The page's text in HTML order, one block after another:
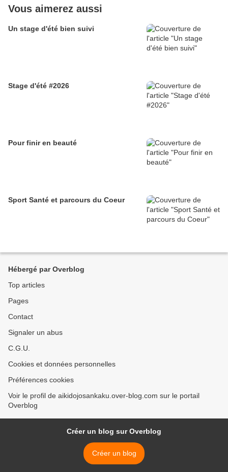
Vous aimerez aussi
Un stage d'été bien suivi
Stage d'été #2026
Pour finir en beauté
Sport Santé et parcours du Coeur
Hébergé par Overblog
Top articles
Pages
Contact
Signaler un abus
C.G.U.
Cookies et données personnelles
Préférences cookies
Voir le profil de aikidojosankaku.over-blog.com sur le portail
Overblog
Créer un blog sur Overblog
Créer un blog